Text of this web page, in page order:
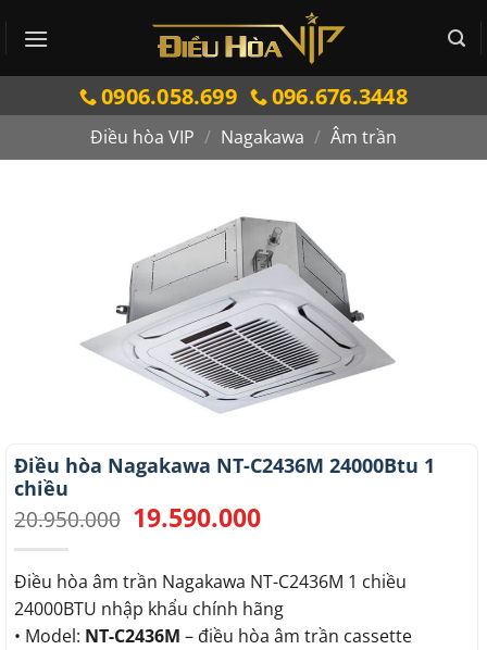
qua
0906.058.699 096.676.3448
Điều hòa VIP / Nagakawa / Âm trần
Điều hòa Nagakawa NT-C2436M 24000Btu 1
chiều
20.950.000 Giá
gốc
20.950.000.
19.590.000Giá
là:
19.590.000.
Điều hòa âm trần Nagakawa NT-C2436M 1 chiều
24000BTU nhập khẩu chính hãng
• Model: NT-C2436M – điều hòa âm trần cassette